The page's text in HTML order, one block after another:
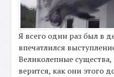
Я всего один раз был в
впечатлился
Великолепные
верится, как они этого